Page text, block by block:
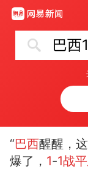
巴西
“巴西醒醒，
爆了， 1-1战